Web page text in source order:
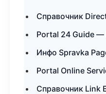
Справочник
Portal 24 Guide
Инфо Spravka
Portal Online
Справочник Link